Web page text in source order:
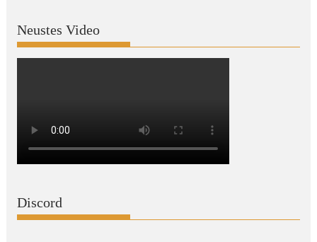
Neustes Video
Discord